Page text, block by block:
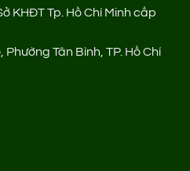
KHĐT Tp. Hồ Chí Minh cấp
Tân Bình, TP. Hồ Chí